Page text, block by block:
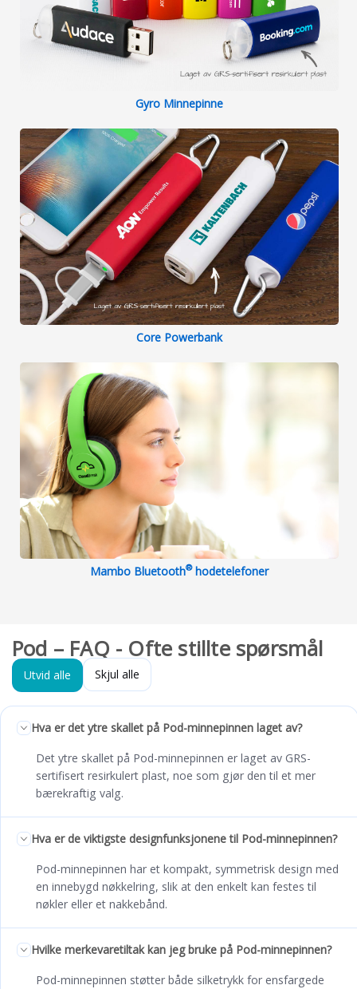
Gyro Minnepinne
Core Powerbank
Mambo Bluetooth® hodetelefoner
Pod – FAQ - Ofte stillte spørsmål
Utvid alle Skjul alle
Hva er det ytre skallet på Pod-minnepinnen laget av?
Det ytre skallet på Pod-minnepinnen er laget av GRS-
sertifisert resirkulert plast, noe som gjør den til et mer
bærekraftig valg.
Hva er de viktigste designfunksjonene til Pod-minnepinnen?
Pod-minnepinnen har et kompakt, symmetrisk design med
en innebygd nøkkelring, slik at den enkelt kan festes til
nøkler eller et nakkebånd.
Hvilke merkevaretiltak kan jeg bruke på Pod-minnepinnen?
Pod-minnepinnen støtter både silketrykk for ensfargede